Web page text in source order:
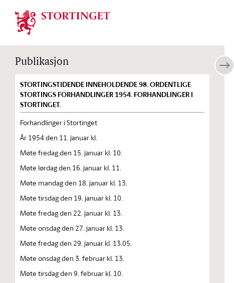
Stortinget.no
Publikasjon
STORTINGSTIDENDE INNEHOLDENDE 98. ORDENTLIGE
STORTINGS FORHANDLINGER 1954. FORHANDLINGER I
STORTINGET.
Forhandlinger i Stortinget
År 1954 den 11. januar kl.
Møte fredag den 15. januar kl. 10.
Møte lørdag den 16. januar kl. 11.
Møte mandag den 18. januar kl. 13.
Møte tirsdag den 19. januar kl. 10.
Møte fredag den 22. januar kl. 13.
Møte onsdag den 27. januar kl. 13.
Møte fredag den 29. januar kl. 13.05.
Møte onsdag den 3. februar kl. 13.
Møte tirsdag den 9. februar kl. 10.